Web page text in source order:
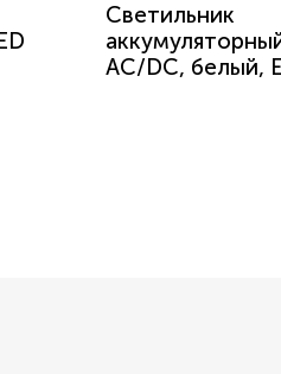
Светильник
AC/DC, белый,